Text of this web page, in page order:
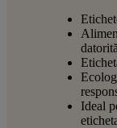
Ideal